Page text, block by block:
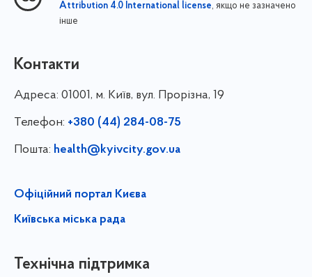
Attribution 4.0 International license, якщо не зазначено
інше
Контакти
Адреса: 01001, м. Київ, вул. Прорізна, 19
Телефон: +380 (44) 284-08-75
Пошта: health@kyivcity.gov.ua
Офіційний портал Києва
Київська міська рада
Технічна підтримка